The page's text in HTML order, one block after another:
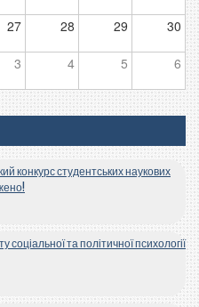
27 28 29 30
3 4 5 6
конкурс студентських наукових
та політичної психології